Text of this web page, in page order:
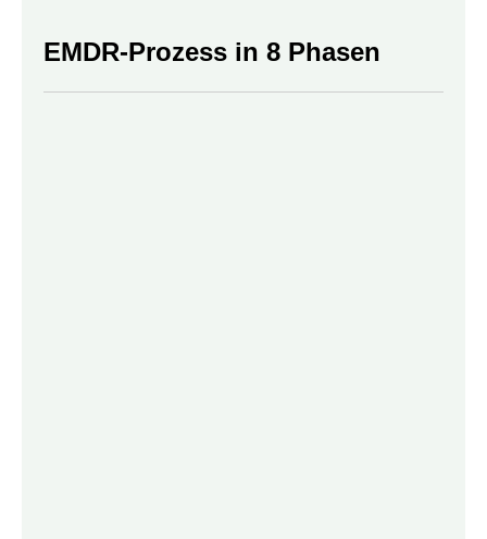
EMDR-Prozess in 8 Phasen